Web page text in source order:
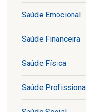
Saúde Emocional
Saúde Financeira
Saúde Física
Saúde Profissional